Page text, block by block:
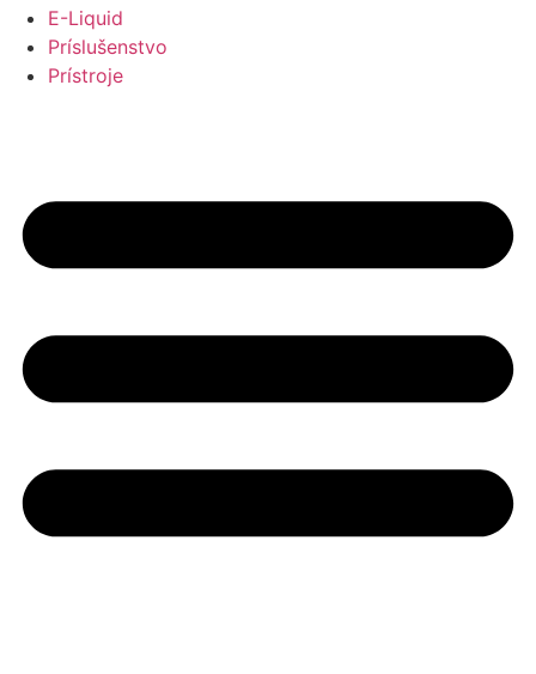
E-Liquid
Príslušenstvo
Prístroje